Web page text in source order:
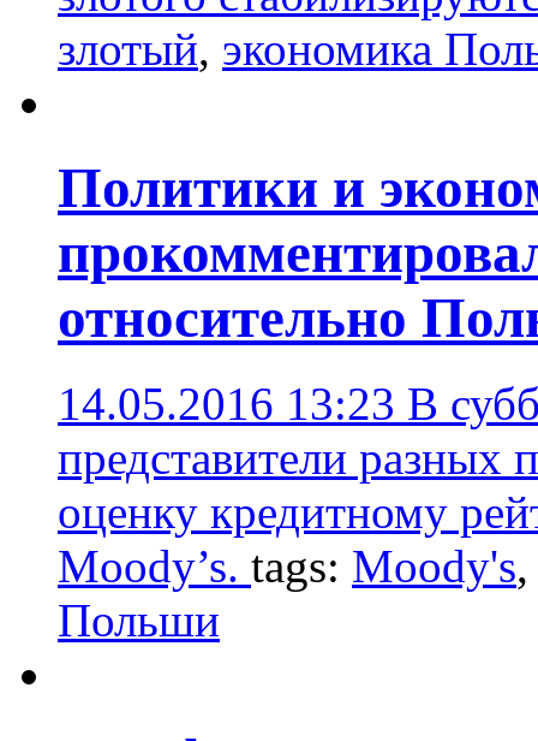
злотый, экономика
Политики и
относительно
14.05.2016 13:23 В
представители разных
оценку кредитному
Moody’s. tags: Moody's
Польши